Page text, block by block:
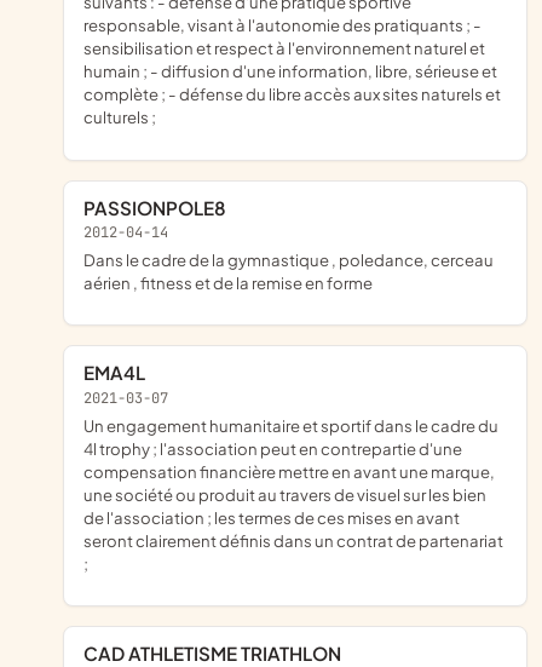
responsable, visant à l'autonomie des pratiquants ; -
sensibilisation et respect à l'environnement naturel et
humain ; - diffusion d'une information, libre, sérieuse et
complète ; - défense du libre accès aux sites naturels et
culturels ;
PASSIONPOLE8
2012-04-14
dans le cadre de la gymnastique , poledance, cerceau
aérien , fitness et de la remise en forme
EMA4L
2021-03-07
un engagement humanitaire et sportif dans le cadre du
4l trophy ; l'association peut en contrepartie d'une
compensation financière mettre en avant une marque,
une société ou produit au travers de visuel sur les bien
de l'association ; les termes de ces mises en avant
seront clairement définis dans un contrat de partenariat
;
CAD ATHLETISME TRIATHLON